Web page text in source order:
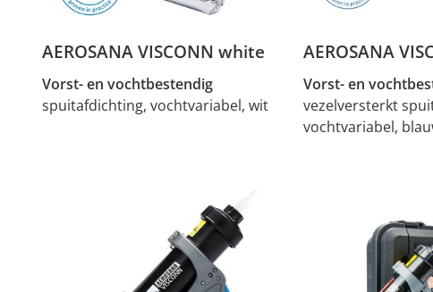
AEROSANA VISCONN white
Vorst- en vochtbestendig
spuitafdichting, vochtvariabel, wit
AEROSANA
Vorst- en
vezelversterkt
vochtvariabel,